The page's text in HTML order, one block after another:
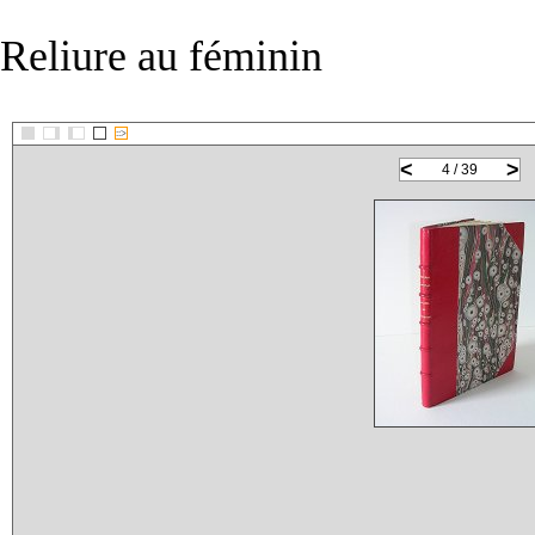
Reliure au féminin
::>
< >
4 / 39